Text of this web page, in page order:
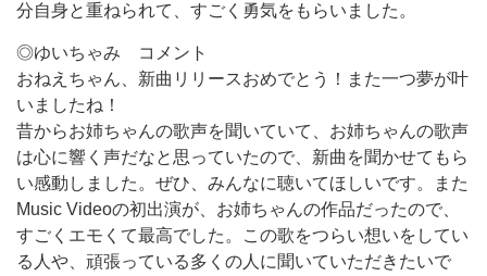
分自身と重ねられて、すごく勇気をもらいました。
◎ゆいちゃみ コメント
おねえちゃん、新曲リリースおめでとう！また一つ夢が叶
いましたね！
昔からお姉ちゃんの歌声を聞いていて、お姉ちゃんの歌声
は心に響く声だなと思っていたので、新曲を聞かせてもら
い感動しました。ぜひ、みんなに聴いてほしいです。また
Music Videoの初出演が、お姉ちゃんの作品だったので、
すごくエモくて最高でした。この歌をつらい想いをしてい
る人や、頑張っている多くの人に聞いていただきたいで